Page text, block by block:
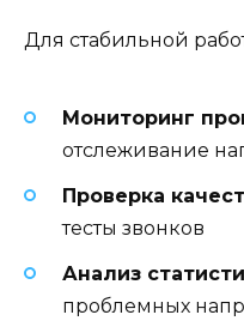
Для стабильной
Мониторинг
отслеживание
Проверка
тесты звонков
Анализ
проблемных